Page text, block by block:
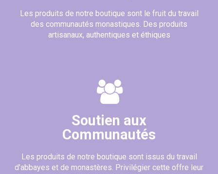
Les produits de notre boutique sont le fruit du travail
des communautés monastiques. Des produits
artisanaux, authentiques et éthiques
Soutien aux
Communautés
Les produits de notre boutique sont issus du travail
d'abbayes et de monastères. Privilégier cette offre leur